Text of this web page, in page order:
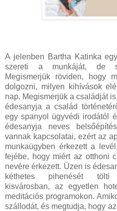
A jelenben Bartha Katinka
szereti a munkáját, de
Megismerjük röviden, hogy
dolgozni, milyen kihívások
nap. Megismerjük a családját
édesanyja a család
egy spanyol ügyvédi irodától
édesanyja neves
vannak kapcsolatai, ezért az
munkaügyben érkezett a
fejébe, hogy miért az otthoni
nevére érkezett. Üzen is
kéthetes pihenését tölti
kisvárosban, az egyetlen
meditációs programokon.
szállodát, és megtudja, hogy